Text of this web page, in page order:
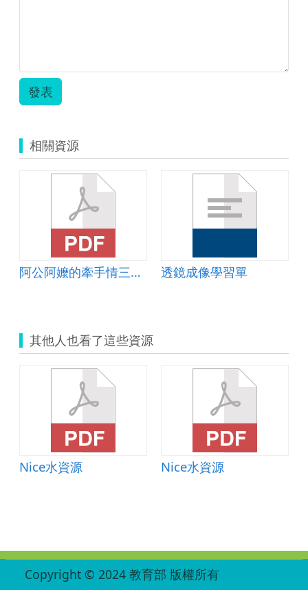
發表
相關資源
阿公阿嬤的牽手情三部曲 透鏡成像學習單
其他人也看了這些資源
Nice水資源 Nice水資源
Copyright © 2024 教育部 版權所有